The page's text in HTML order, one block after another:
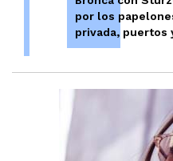
por los
privada, puertos